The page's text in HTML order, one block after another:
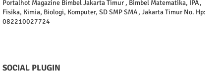
Portalhot Magazine Bimbel Jakarta Timur , Bimbel Matematika, IPA,
Fisika, Kimia, Biologi, Komputer, SD SMP SMA, Jakarta Timur No. Hp:
082210027724
SOCIAL PLUGIN